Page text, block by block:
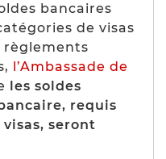
bancaires
de visas
règlements
l’Ambassade de
les soldes
requis
seront